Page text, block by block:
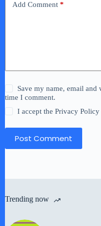
Add Comment *
Save my name, email
time I comment.
I accept thePrivacy Policy
Post Comment
Trending now